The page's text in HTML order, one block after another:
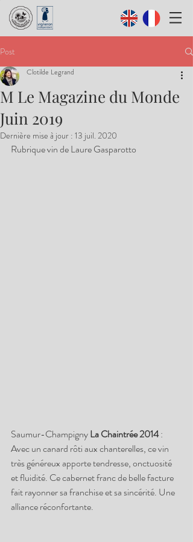
Post
M Le Magazine du Monde
Juin 2019
Clotilde Legrand
Dernière mise à jour : 13 juil. 2020
Rubrique vin de Laure Gasparotto
Saumur-Champigny La Chaintrée 2014 :
Avec un canard rôti aux chanterelles, ce vin
très généreux apporte tendresse, onctuosité
et fluidité. Ce cabernet franc de belle facture
fait rayonner sa franchise et sa sincérité. Une
alliance réconfortante.